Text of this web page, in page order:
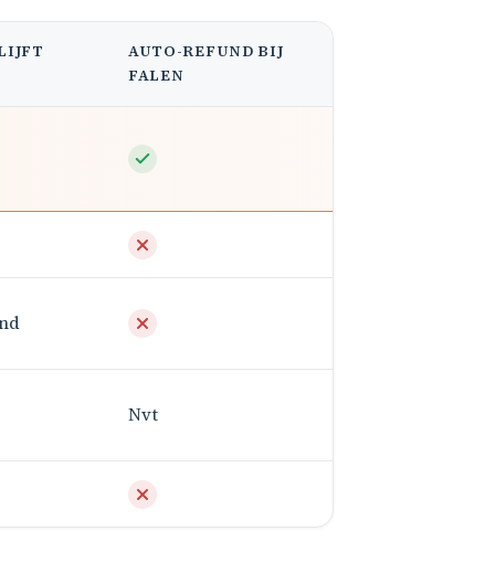
AUTO-REFUND BIJ
FALEN
Nvt